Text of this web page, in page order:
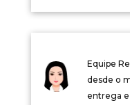
Equipe
desde o
entrega e